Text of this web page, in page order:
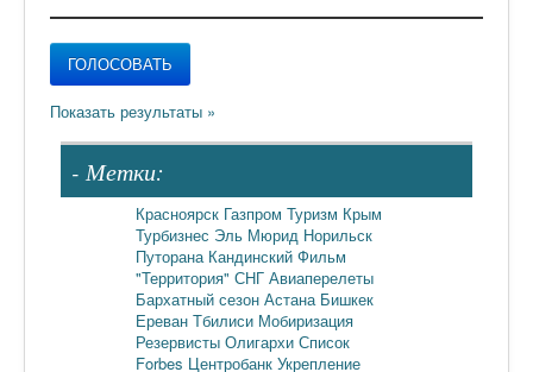
- Метки:
Красноярск Газпром Туризм Крым
Турбизнес Эль Мюрид Норильск
Путорана Кандинский Фильм
"Территория" СНГ Авиаперелеты
Бархатный сезон Астана Бишкек
Ереван Тбилиси Мобиризация
Резервисты Олигархи Список
Forbes Центробанк Укрепление